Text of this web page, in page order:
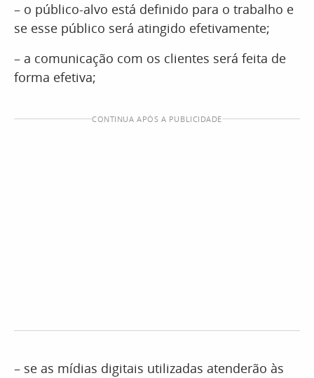
– o público-alvo está definido para o trabalho e
se esse público será atingido efetivamente;
– a comunicação com os clientes será feita de
forma efetiva;
CONTINUA APÓS A PUBLICIDADE
– se as mídias digitais utilizadas atenderão às